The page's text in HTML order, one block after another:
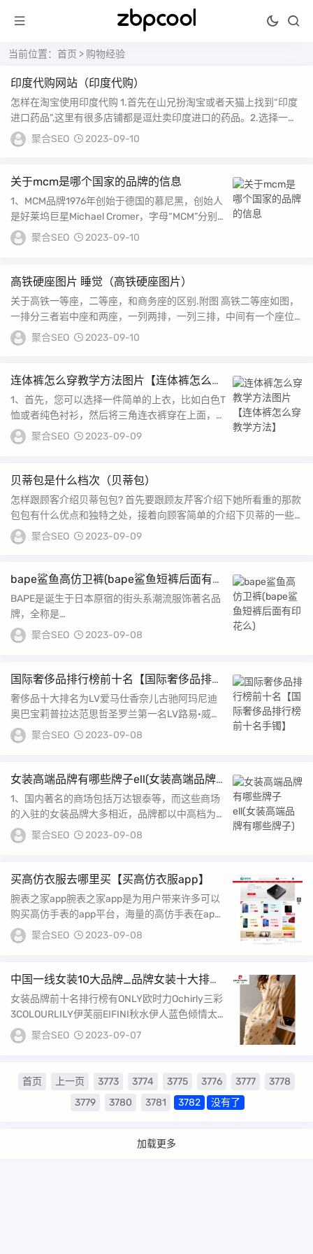
当前位置： 首页 > 购物经验
印度代购网站（印度代购）
怎样在淘宝使用印度代购 1.首先在山兄扮淘宝或者天猫上找到“印度
进口药品”,这里有很多店铺都是逗灶卖印度进口的药品。2.选择一家
评价好点...
聚合SEO 2023-09-10
关于mcm是哪个国家的品牌的信息
1、MCM品牌1976年创始于德国的慕尼黑，创始人
是好莱坞巨星Michael Cromer，字母“MCM”分别
代表ModeCreatio...
聚合SEO 2023-09-10
高铁硬座图片 睡觉（高铁硬座图片）
关于高铁一等座，二等座，和商务座的区别.附图 高铁二等座如图，
一排分三者岩中座和两座，一列两排，一列三排，中间有一个座位
宽的走廊，三座的...
聚合SEO 2023-09-10
连体裤怎么穿教学方法图片【连体裤怎么穿
教学方法】
1、首先，您可以选择一件简单的上衣，比如白色T
恤或者纯色衬衫，然后将三角连衣裤穿在上面，这
样可以让您的造型更加时尚其次，您可以选择一件
颜...
聚合SEO 2023-09-09
贝蒂包是什么档次（贝蒂包）
怎样跟顾客介绍贝蒂包包? 首先要跟顾友芹客介绍下她所看重的那款
包包有什么优点和独特之处，接着向顾客简单的介绍下贝蒂的一些
理念。如下：Be...
聚合SEO 2023-09-09
bape鲨鱼高仿卫裤(bape鲨鱼短裤后面有印
花么)
BAPE是诞生于日本原宿的街头系潮流服饰著名品
牌，全称是
quotABathingApeinLukewarmWaterquot，意思
是qu...
聚合SEO 2023-09-08
国际奢侈品排行榜前十名【国际奢侈品排行
榜前十名手镯】
奢侈品十大排名为LV爱马仕香奈儿古驰阿玛尼迪
奥巴宝莉普拉达范思哲圣罗兰第一名LV路易·威
登，法国知名的全球奢侈品牌，由设计大师路易·
威登...
聚合SEO 2023-09-08
女装高端品牌有哪些牌子ell(女装高端品牌
有哪些牌子)
1、国内著名的商场包括万达银泰等，而这些商场
的入驻的女装品牌大多相近，品牌都以中高档为
主，像ONLY太平鸟艾格HMZARA优衣库等都是
比...
聚合SEO 2023-09-08
买高仿衣服去哪里买【买高仿衣服app】
腕表之家app腕表之家app是为用户带来许多可以
购买高仿手表的app平台，海量的高仿手表在app
之中可以进行购买，还有许多的品牌和款式可...
聚合SEO 2023-09-08
中国一线女装10大品牌_品牌女装十大排行
榜
女装品牌前十名排行榜有ONLY欧时力Ochirly三彩
3COLOURLILY伊芙丽EIFINI秋水伊人蓝色倾情太
平鸟欧艺衣纱布菲1ONL...
聚合SEO 2023-09-07
首页 上一页 3773 3774 3775 3776 3777
3778
3779
3780 3781 3782 没有了
加载更多